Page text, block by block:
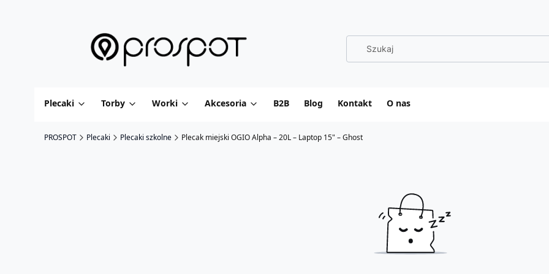
Plecaki Torby Worki Akcesoria B2B Blog Kontakt O nas
PROSPOT Plecaki Plecaki szkolne Plecak miejski OGIO Alpha – 20L – Laptop 15" – Ghost